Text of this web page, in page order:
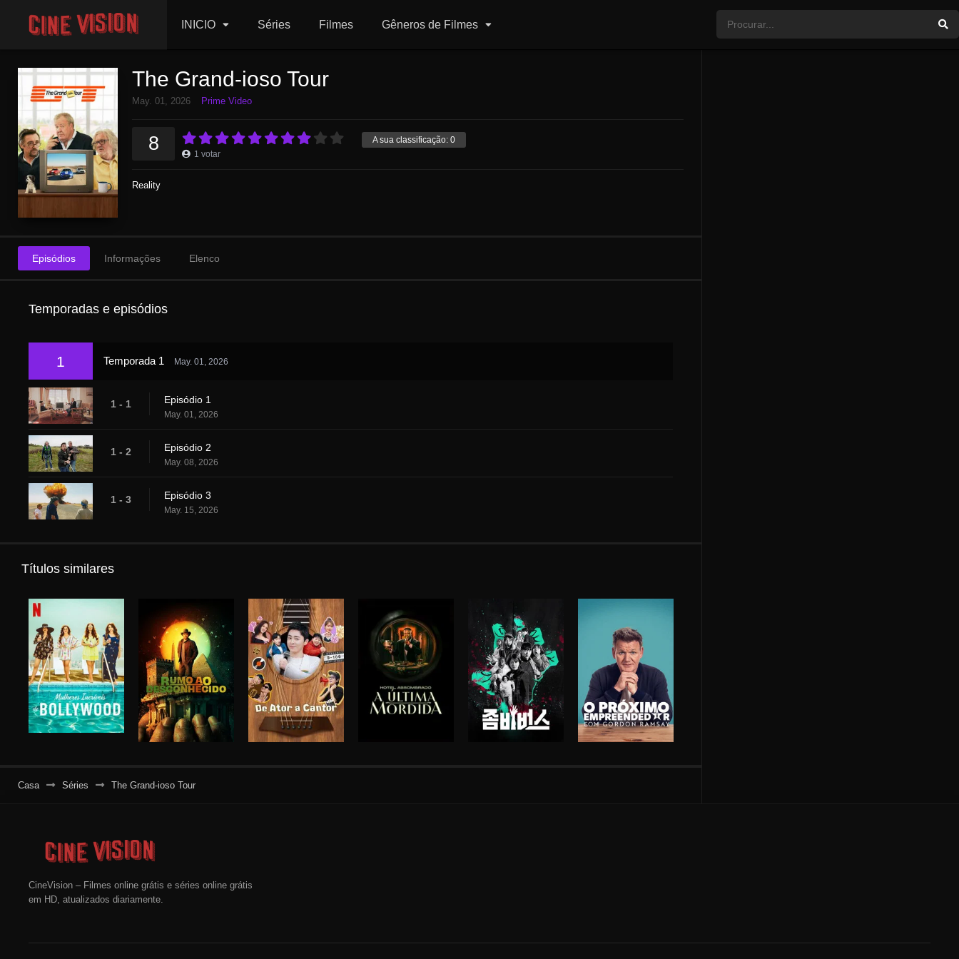
INICIO Séries Filmes Gêneros de Filmes
The Grand-ioso Tour
May. 01, 2026 Prime Video
A sua classificação: 0
8 1 votar
Reality
Episódios Informações Elenco
Temporadas e episódios
1 Temporada 1 May. 01, 2026
1 - 1 Episódio 1
May. 01, 2026
1 - 2 Episódio 2
May. 08, 2026
1 - 3 Episódio 3
May. 15, 2026
Títulos similares
Casa Séries The Grand-ioso Tour
CineVision – Filmes online grátis e séries online grátis
em HD, atualizados diariamente.